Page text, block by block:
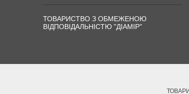
ТОВАРИСТВО З ОБМЕЖЕНОЮ
ВІДПОВІДАЛЬНІСТЮ "ДІАМІР"